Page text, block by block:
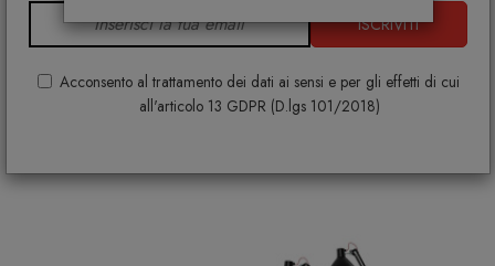
ISCRIVITI
Acconsento al trattamento dei dati ai sensi e per gli effetti di cui
all'articolo 13 GDPR (D.lgs 101/2018)
€ 1.669,00
+ VARIANTI DISPONIBILI